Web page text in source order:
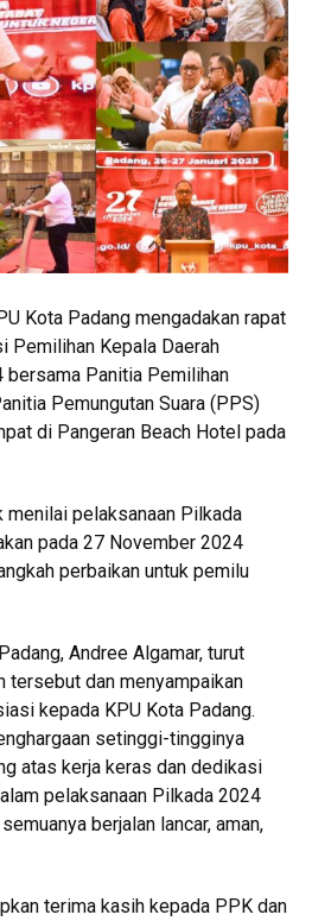
Kota Padang mengadakan rapat
Pemilihan Kepala Daerah
Panitia Pemilihan
Pemungutan Suara (PPS)
di Pangeran Beach Hotel pada
menilai pelaksanaan Pilkada
pada 27 November 2024
perbaikan untuk pemilu
Andree Algamar, turut
tersebut dan menyampaikan
kepada KPU Kota Padang.
setinggi-tingginya
atas kerja keras dan dedikasi
pelaksanaan Pilkada 2024
berjalan lancar, aman,
terima kasih kepada PPK dan